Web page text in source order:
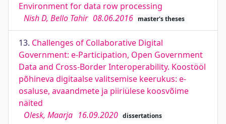
Environment for data row processing
Nish D, Bello Tahir 08.06.2016 master's theses
13. Challenges of Collaborative Digital
Government: e-Participation, Open Government
Data and Cross-Border Interoperability. Koostööl
põhineva digitaalse valitsemise keerukus: e-
osaluse, avaandmete ja piiriülese koosvõime
näited
Olesk, Maarja 16.09.2020 dissertations